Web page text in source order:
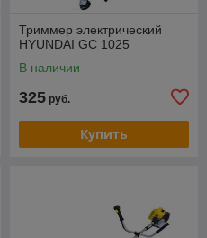
Триммер электрический
HYUNDAI GC 1025
В наличии
325 руб.
Купить